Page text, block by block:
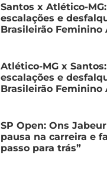
Santos x Atlético-
escalações e
Brasileirão Feminino
Atlético-MG x
escalações e
Brasileirão Feminino
SP Open: Ons
pausa na carreira e
passo para trás”